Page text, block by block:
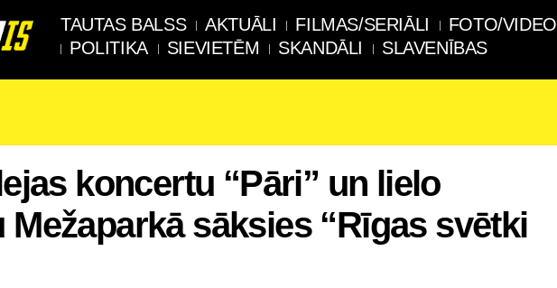
TAUTAS BALSS AKTUĀLI FILMAS/SERIĀLI FOTO/VIDEO
POLITIKA
SIEVIETĒM SKANDĀLI SLAVENĪBAS
koncertu “Pāri” un lielo
Mežaparkā sāksies “Rīgas svētki